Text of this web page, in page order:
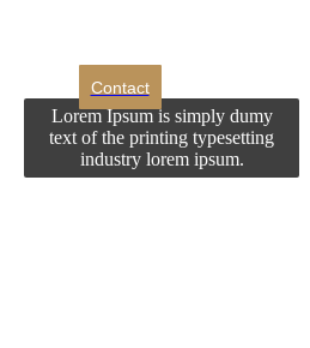
Contact
Lorem Ipsum is simply dumy
text of the printing typesetting
industry lorem ipsum.